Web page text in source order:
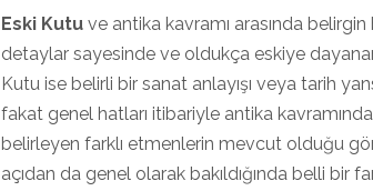
Eski Kutu ve antika kavramı arasında
detaylar sayesinde ve oldukça eskiye
Kutu ise belirli bir sanat anlayışı veya tarih
fakat genel hatları itibariyle antika kavramından
belirleyen farklı etmenlerin mevcut olduğu
açıdan da genel olarak bakıldığında belli bir